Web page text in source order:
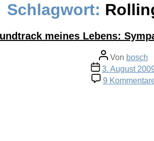
Schlagwort:
meines Lebens:
Beitragsautor
Von bosch
3. August
9